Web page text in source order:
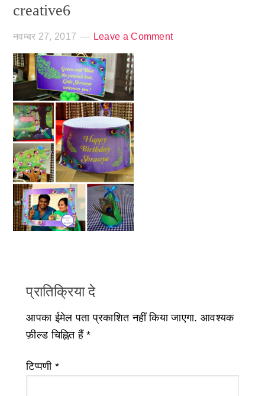
creative6
नवम्बर 27, 2017 Leave a Comment
प्रातिक्रिया दे
आपका ईमेल पता प्रकाशित नहीं किया जाएगा. आवश्यक
फ़ील्ड चिह्नित हैं*
टिप्पणी *